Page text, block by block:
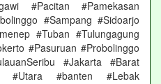
#Pacitan #Pamekasan
#Sampang #Sidoarjo
#Tuban #Tulungagung
#Pasuruan #Probolinggo
#Jakarta #Barat
#Utara #banten #Lebak